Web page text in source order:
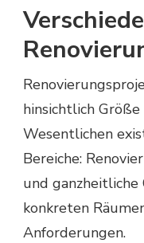
hinsichtlich
Wesentlichen
Bereiche:
und ganzheitliche
konkreten
Anforderungen.